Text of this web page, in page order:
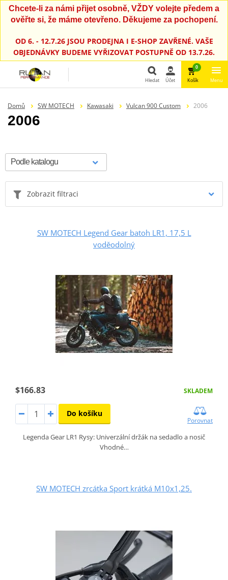
Chcete-li za námi přijet osobně, VŽDY volejte předem a
ověřte si, že máme otevřeno. Děkujeme za pochopení.
OD 6. - 12.7.26 JSOU PRODEJNA I E-SHOP ZAVŘENÉ. VAŠE
OBJEDNÁVKY BUDEME VYŘIZOVAT POSTUPNĚ OD 13.7.26.
Hledat
Hledat Účet
0
Košík Menu
Domů SW MOTECH Kawasaki Vulcan 900 Custom 2006
2006
Zobrazit filtraci
SW MOTECH Legend Gear batoh LR1, 17,5 L
voděodolný
$166.83 SKLADEM
Do košíku
Porovnat
Legenda Gear LR1 Rysy: Univerzální držák na sedadlo a nosič
Vhodné…
SW MOTECH zrcátka Sport krátká M10x1,25.